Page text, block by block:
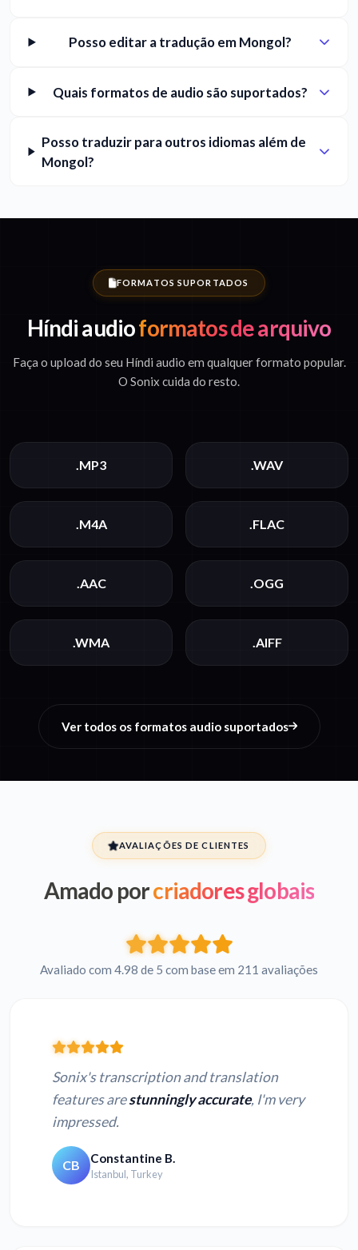
Posso editar a tradução em Mongol?
Quais formatos de audio são suportados?
Posso traduzir para outros idiomas além de
Mongol?
FORMATOS SUPORTADOS
Híndi audioformatos de arquivo
Faça o upload do seu Híndi audio em qualquer formato popular.
O Sonix cuida do resto.
.MP3 .WAV
.M4A .FLAC
.AAC .OGG
.WMA .AIFF
Ver todos os formatos audio suportados
AVALIAÇÕES DE CLIENTES
Amado porcriadores globais
Avaliado com 4.98 de 5 com base em 211 avaliações
Sonix's transcription and translation
features arestunningly accurate, I'm very
impressed.
CB Constantine B.
Istanbul, Turkey